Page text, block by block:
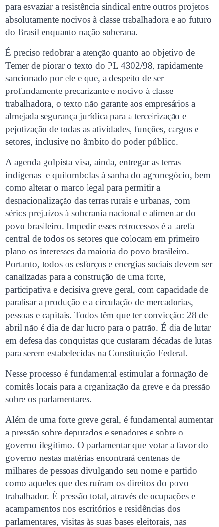
para esvaziar a resistência sindical entre outros projetos
absolutamente nocivos à classe trabalhadora e ao futuro
do Brasil enquanto nação soberana.
É preciso redobrar a atenção quanto ao objetivo de
Temer de piorar o texto do PL 4302/98, rapidamente
sancionado por ele e que, a despeito de ser
profundamente precarizante e nocivo à classe
trabalhadora, o texto não garante aos empresários a
almejada segurança jurídica para a terceirização e
pejotização de todas as atividades, funções, cargos e
setores, inclusive no âmbito do poder público.
A agenda golpista visa, ainda, entregar as terras
indígenas e quilombolas à sanha do agronegócio, bem
como alterar o marco legal para permitir a
desnacionalização das terras rurais e urbanas, com
sérios prejuízos à soberania nacional e alimentar do
povo brasileiro. Impedir esses retrocessos é a tarefa
central de todos os setores que colocam em primeiro
plano os interesses da maioria do povo brasileiro.
Portanto, todos os esforços e energias sociais devem ser
canalizadas para a construção de uma forte,
participativa e decisiva greve geral, com capacidade de
paralisar a produção e a circulação de mercadorias,
pessoas e capitais. Todos têm que ter convicção: 28 de
abril não é dia de dar lucro para o patrão. É dia de lutar
em defesa das conquistas que custaram décadas de lutas
para serem estabelecidas na Constituição Federal.
Nesse processo é fundamental estimular a formação de
comitês locais para a organização da greve e da pressão
sobre os parlamentares.
Além de uma forte greve geral, é fundamental aumentar
a pressão sobre deputados e senadores e sobre o
governo ilegítimo. O parlamentar que votar a favor do
governo nestas matérias encontrará centenas de
milhares de pessoas divulgando seu nome e partido
como aqueles que destruíram os direitos do povo
trabalhador. É pressão total, através de ocupações e
acampamentos nos escritórios e residências dos
parlamentares, visitas às suas bases eleitorais, nas